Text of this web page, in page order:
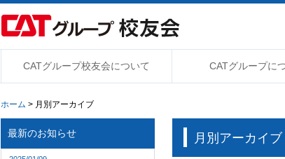
CATグループ校友会について CATグループに
ホーム > 月別アーカイブ
月別アーカイブ
最新のお知らせ